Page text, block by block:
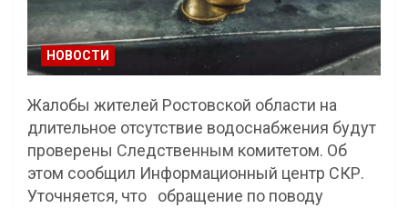
НОВОСТИ
Жалобы жителей Ростовской области на
длительное отсутствие водоснабжения будут
проверены Следственным комитетом. Об
этом сообщил Информационный центр СКР.
Уточняется, что обращение по поводу